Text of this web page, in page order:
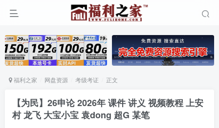
福利之家 网盘资源 考级考证 正文
【为民】26申论 2026年 课件 讲义 视频教程 上安
村 龙飞 大宝小宝 袁dong 超G 某笔